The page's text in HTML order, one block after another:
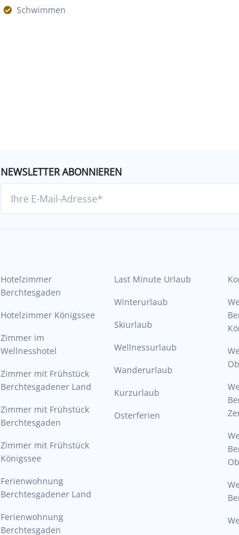
Schwimmen
NEWSLETTER ABONNIEREN
Hotelzimmer
Berchtesgaden
Hotelzimmer Königssee
Zimmer im
Wellnesshotel
Zimmer mit Frühstück
Berchtesgadener Land
Zimmer mit Frühstück
Berchtesgaden
Zimmer mit Frühstück
Königssee
Ferienwohnung
Berchtesgadener Land
Ferienwohnung
Berchtesgaden
Last Minute Urlaub
Winterurlaub
Skiurlaub
Wellnessurlaub
Wanderurlaub
Kurzurlaub
Osterferien